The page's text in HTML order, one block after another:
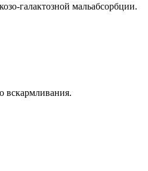
галактозной мальабсорбции.
вскармливания.